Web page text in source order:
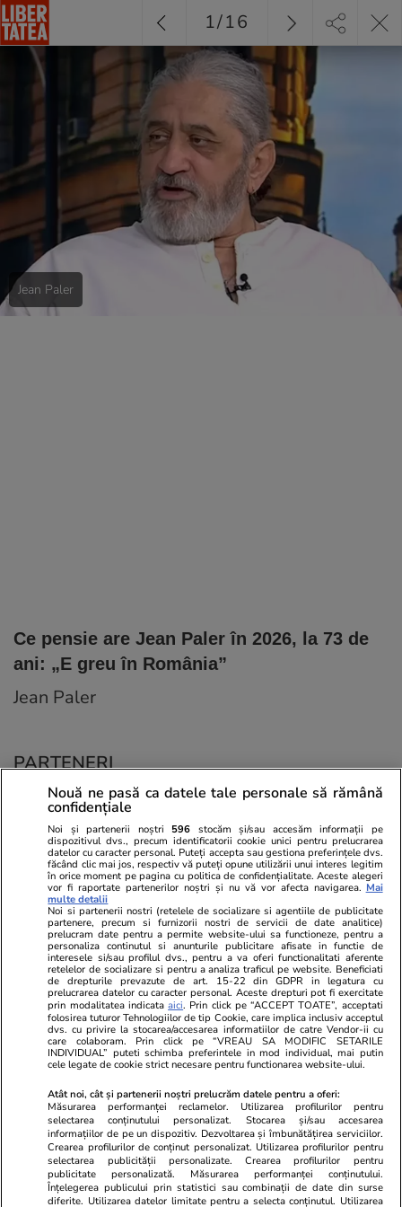
Jean Paler
Ce pensie are Jean Paler în 2026, la 73 de
ani: „E greu în România”
Jean Paler
1/16
PARTENERI
Viva.ro
Ultima oră! Ce răsturnare de situație în acest
moment și ce cuvinte! Traian Băsescu: ”Ilie
Bolojan a...”
Unica.ro
Nu și ei! S-au
căsnicie! Cei doi
secret. Nimeni
motiv al
© 2026 Ringier Romania. Toate drepturile rezervate
Nouă ne pasă ca datele tale personale să rămână
confidențiale
Noi și partenerii noștri 596 stocăm și/sau accesăm informații pe
dispozitivul dvs., precum identificatorii cookie unici pentru prelucrarea
datelor cu caracter personal. Puteți accepta sau gestiona preferințele dvs.
făcând clic mai jos, respectiv vă puteți opune utilizării unui interes legitim
în orice moment pe pagina cu politica de confidențialitate. Aceste alegeri
vor fi raportate partenerilor noștri și nu vă vor afecta navigarea. Mai
multe detalii
Noi si partenerii nostri (retelele de socializare si agentiile de publicitate
partenere, precum si furnizorii nostri de servicii de date analitice)
prelucram date pentru a permite website-ului sa functioneze, pentru a
personaliza continutul si anunturile publicitare afisate in functie de
interesele si/sau profilul dvs., pentru a va oferi functionalitati aferente
retelelor de socializare si pentru a analiza traficul pe website. Beneficiati
de drepturile prevazute de art. 15-22 din GDPR in legatura cu
prelucrarea datelor cu caracter personal. Aceste drepturi pot fi exercitate
prin modalitatea indicataaici. Prin click pe “ACCEPT TOATE”, acceptati
folosirea tuturor Tehnologiilor de tip Cookie, care implica inclusiv acceptul
dvs. cu privire la stocarea/accesarea informatiilor de catre Vendor-ii cu
care colaboram. Prin click pe “VREAU SA MODIFIC SETARILE
INDIVIDUAL” puteti schimba preferintele in mod individual, mai putin
cele legate de cookie strict necesare pentru functionarea website-ului.
Atât noi, cât și partenerii noștri prelucrăm datele pentru a oferi:
Măsurarea performanței reclamelor. Utilizarea profilurilor pentru
selectarea conținutului personalizat. Stocarea și/sau accesarea
informațiilor de pe un dispozitiv. Dezvoltarea și îmbunătățirea serviciilor.
Crearea profilurilor de conținut personalizat. Utilizarea profilurilor pentru
selectarea publicității personalizate. Crearea profilurilor pentru
publicitate personalizată. Măsurarea performanței conținutului.
Înțelegerea publicului prin statistici sau combinații de date din surse
diferite. Utilizarea datelor limitate pentru a selecta conținutul. Utilizarea